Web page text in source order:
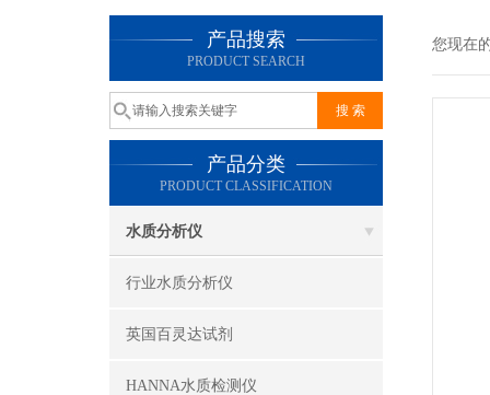
产品搜索
PRODUCT SEARCH
产品分类
PRODUCT CLASSIFICATION
水质分析仪
行业水质分析仪
英国百灵达试剂
HANNA水质检测仪
您现在